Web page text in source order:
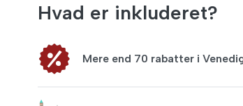
Hvad er inkluderet?
Mere end 70 rabatter i